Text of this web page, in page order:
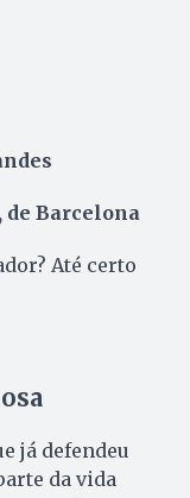
de Barcelona
Até certo
já defendeu
da vida